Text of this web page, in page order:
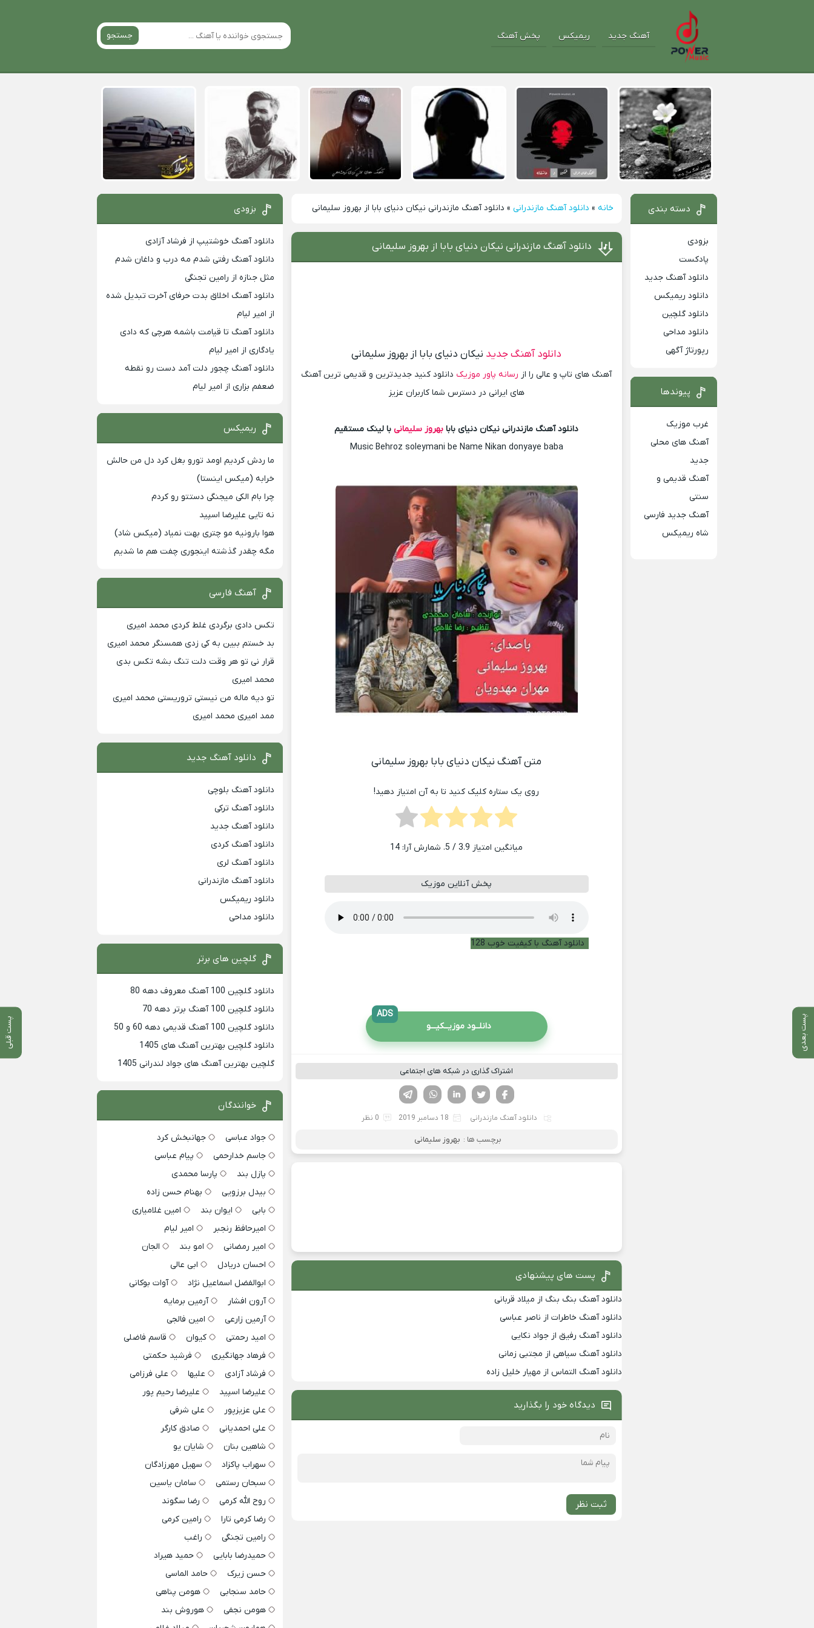
آهنگ جدید ریمیکس پخش آهنگ جستجو
خانه » دانلود آهنگ مازندرانی » دانلود آهنگ مازندرانی نیکان دنیای بابا از بهروز سلیمانی
پست بعدی پست قبلی
دانلود آهنگ مازندرانی نیکان دنیای بابا از بهروز سلیمانی
دانلود آهنگ جدید نیکان دنیای بابا از بهروز سلیمانی
آهنگ های تاپ و عالی را از رسانه پاور موزیک دانلود کنید جدیدترین و قدیمی ترین آهنگ
های ایرانی در دسترس شما کاربران عزیز
دانلود آهنگ مازندرانی نیکان دنیای بابا بهروز سلیمانی با لینک مستقیم
Music Behroz soleymani be Name Nikan donyaye baba
متن آهنگ نیکان دنیای بابا بهروز سلیمانی
روی یک ستاره کلیک کنید تا به آن امتیاز دهید!
میانگین امتیاز 3.9/ 5. شمارش آرا: 14
پخش آنلاین موزیک
دانلود آهنگ با کیفیت خوب 128
دانلــود موزیــکیـــو
ADS
اشتراک گذاری در شبکه های اجتماعی
لینکدین تویتر
فیسوک
دانلود آهنگ مازندرانی 18 دسامبر 2019 0 نظر
برچسب ها : بهروز سلیمانی
پست های پیشنهادی
دانلود آهنگ بنگ بنگ از میلاد قربانی
دانلود آهنگ خاطرات از ناصر عباسی
دانلود آهنگ رفیق از جواد نکایی
دانلود آهنگ سیاهی از مجتبی زمانی
دانلود آهنگ التماس از مهیار خلیل زاده
دیدگاه خود را بگذارید
ثبت نظر
دسته بندی
بزودی
پادکست
دانلود آهنگ جدید
دانلود ریمیکس
دانلود گلچین
دانلود مداحی
رپورتاژ آگهی
پیوندها
غرب موزیک
آهنگ های محلی
جدید
آهنگ قدیمی و
سنتی
آهنگ جدید فارسی
شاه ریمیکس
بزودی
دانلود آهنگ خوشتیپ از فرشاد آزادی
دانلود آهنگ رفتی شدم مه درب و داغان شدم
مثل جنازه از رامین تجنگی
دانلود آهنگ اخلاق بدت حرفای آخرت تبدیل شده
از امیر لیام
دانلود آهنگ تا قیامت باشمه هرچی که دادی
یادگاری از امیر لیام
دانلود آهنگ چجور دلت آمد دست رو نقطه
ضعفم بزاری از امیر لیام
ریمیکس
ما ردش کردیم اومد تورو بغل کرد دل من حالش
خرابه (میکس اینستا)
چرا بام الکی میجنگی دستتو رو کردم
نه تایی علیرضا اسپید
هوا بارونیه مو چتری بهت نمیاد (میکس شاد)
مگه چقدر گذشته اینجوری چفت هم ما شدیم
آهنگ فارسی
تکس دادی برگردی غلط کردی محمد امیری
بد خستم ببین به کی زدی همسنگر محمد امیری
قرار نی تو هر وقت دلت تنگ بشه تکس بدی
محمد امیری
تو دیه ماله من نیستی تروریستی محمد امیری
ممد امیری محمد امیری
دانلود آهنگ جدید
دانلود آهنگ بلوچی
دانلود آهنگ ترکی
دانلود آهنگ جدید
دانلود آهنگ کردی
دانلود آهنگ لری
دانلود آهنگ مازندرانی
دانلود ریمیکس
دانلود مداحی
گلچین های برتر
دانلود گلچین 100 آهنگ معروف دهه 80
دانلود گلچین 100 آهنگ برتر دهه 70
دانلود گلچین 100 آهنگ قدیمی دهه 60 و 50
دانلود گلچین بهترین آهنگ های 1405
گلچین بهترین آهنگ های جواد لندرانی 1405
خوانندگان
جواد عباسی
جهانبخش کرد
جاسم خدارحمی
پیام عباسی
پازل بند
پارسا محمدی
بیدل برزویی
بهنام حسن زاده
بابی
ایوان بند
امین غلامیاری
امیرحافظ رنجبر
امیر لیام
امیر رمضانی
امو بند
الجان
احسان دریادل
ابی عالی
ابوالفضل اسماعیل نژاد
آوات بوکانی
آرون افشار
آرمین برمایه
آرمین زارعی
امین فالجی
امید رحمتی
کیوان
قاسم فاضلی
فرهاد جهانگیری
فرشید حکمتی
فرشاد آزادی
علیها
علی فرزامی
علیرضا اسپید
علیرضا رحیم پور
علی عزیزپور
علی شرفی
علی احمدیانی
صادق کارگر
شاهین بنان
شایان یو
سهراب پاکزاد
سهیل مهرزادگان
سبحان رستمی
سامان یاسین
روح الله کرمی
رضا سگوند
رضا کرمی تارا
رامین کرمی
رامین تجنگی
راغب
حمیدرضا بابایی
حمید هیراد
حسن زیرک
حامد الماسی
حامد سنجابی
هومن پناهی
هومن نجفی
هوروش بند